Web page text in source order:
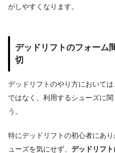
がしやすくなります。
デッドリフトのフォーム
切
デッドリフトのやり方において
ではなく、利用するシューズに
う。
特にデッドリフトの初心者にあ
ューズを気にせず、 デッドリフ